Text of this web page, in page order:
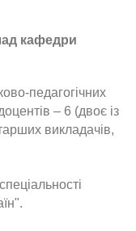
кафедри
педагогічних
– 6 (двоє із
викладачів,